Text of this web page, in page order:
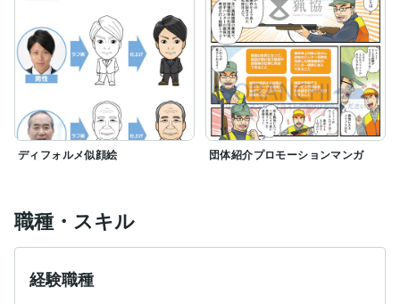
ディフォルメ似顔絵 団体紹介プロモーションマンガ
職種・スキル
経験職種